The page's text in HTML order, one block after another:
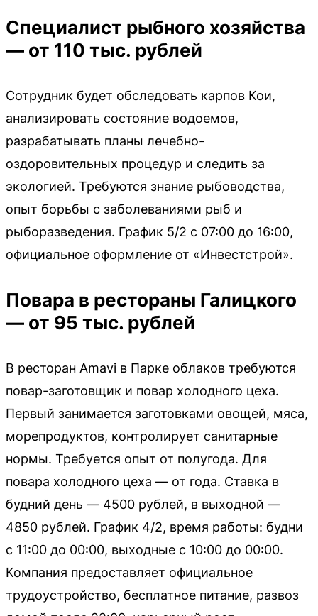
Специалист рыбного хозяйства
— от 110 тыс. рублей
Сотрудник будет обследовать карпов Кои,
анализировать состояние водоемов,
разрабатывать планы лечебно-
оздоровительных процедур и следить за
экологией. Требуются знание рыбоводства,
опыт борьбы с заболеваниями рыб и
рыборазведения. График 5/2 с 07:00 до 16:00,
официальное оформление от «Инвестстрой».
Повара в рестораны Галицкого
— от 95 тыс. рублей
В ресторан Amavi в Парке облаков требуются
повар-заготовщик и повар холодного цеха.
Первый занимается заготовками овощей, мяса,
морепродуктов, контролирует санитарные
нормы. Требуется опыт от полугода. Для
повара холодного цеха — от года. Ставка в
будний день — 4500 рублей, в выходной —
4850 рублей. График 4/2, время работы: будни
с 11:00 до 00:00, выходные с 10:00 до 00:00.
Компания предоставляет официальное
трудоустройство, бесплатное питание, развоз